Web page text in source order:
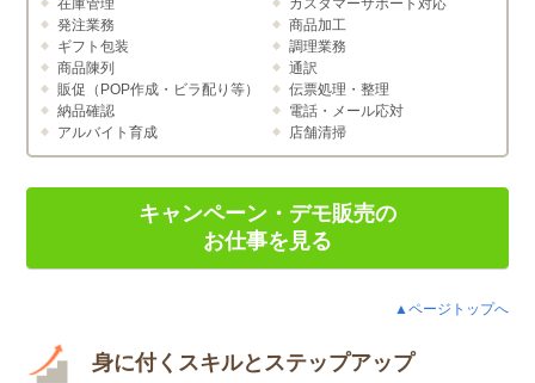
発注業務
ギフト包装
商品陳列
販促（POP作成・ビラ配り等）
納品確認
アルバイト育成
商品加工
調理業務
通訳
伝票処理・整理
電話・メール応対
店舗清掃
キャンペーン・デモ販売の
お仕事を見る
▲ページトップへ
身に付くスキルとステップアップ